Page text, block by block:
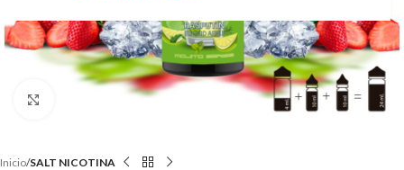
Inicio SALT NICOTINA